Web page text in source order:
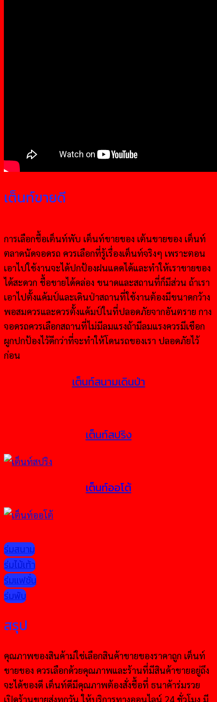
เต็นท์ขายดี
การเลือกชื้อเต็นท์พับ เต็นท์ขายของ เต้นขายของ เต็นท์
ตลาดนัดจอดรถ ควรเลือกที่รู้เรื่องเต็นท์จริงๆ เพราะตอน
เอาไปใช้งานจะได้ปกป้องฝนแดดได้และทำให้เราขายของ
ได้สะดวก ชื้อขายได้คล่อง ขนาดและสถานที่ก็มีส่วน ถ้าเรา
เอาไปตั้งแค้มป์และเดินป่าสถานที่ใช้งานต้องมีขนาดกว้าง
พอสมควรและควรตั้งแค้มป์ในที่ปลอดภัยจากอันตราย กาง
จอดรถควรเลือกสถานที่ไม่มีลมแรงถ้ามีลมแรงควรมีเชือก
ผูกปกป้องไว้ดีกว่าที่จะทำให้โดนรถของเรา ปลอดภัยไว้
ก่อน
เต็นท์สนามเดินป่า
เต็นท์สปริง
เต็นท์ออโต้
ร่มสนาม
ร่มไม้เท้า
ร่มแฟชั่น
ร่มพับ
สรุป
คุณภาพของสินค้าม่ใช่เลือกสินค้าขายของราคาถูก เต็นท์
ขายของ ควรเลือกด้วยคุณภาพและร้านที่มีสินค้าขายอยู่ถึง
จะได้ของดี เต็นท์ดีมีคุณภาพต้องสั่งชื้อที่ ธนาค้าร่มรวย
เปิดร้านขายส่งทุกวัน ให้บริการทางออนไลน์ 24 ชั่วโมง มี